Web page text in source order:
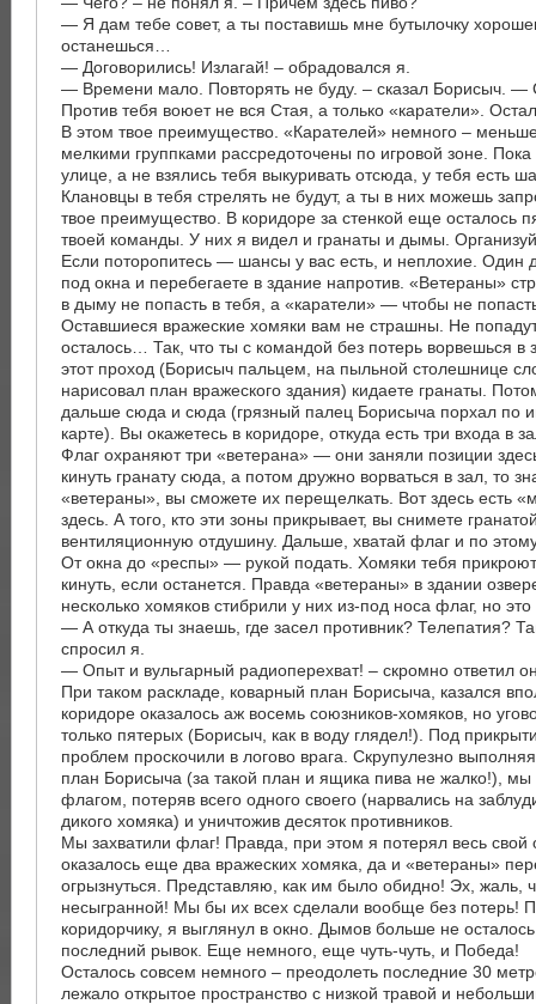
— Я дам тебе совет, а ты поставишь мне бутылочку
останешься…
— Договорились! Излагай! – обрадовался я.
— Времени мало. Повторять не буду. – сказал Борисыч.
Против тебя воюет не вся Стая, а только «каратели».
В этом твое преимущество. «Карателей» немного –
мелкими группками рассредоточены по игровой зоне.
улице, а не взялись тебя выкуривать отсюда, у тебя есть
Клановцы в тебя стрелять не будут, а ты в них можешь
твое преимущество. В коридоре за стенкой еще осталось
твоей команды. У них я видел и гранаты и дымы.
Если поторопитесь — шансы у вас есть, и неплохие. Один
под окна и перебегаете в здание напротив. «Ветераны»
в дыму не попасть в тебя, а «каратели» — чтобы не
Оставшиеся вражеские хомяки вам не страшны. Не
осталось… Так, что ты с командой без потерь ворвешься в
этот проход (Борисыч пальцем, на пыльной столешнице
нарисовал план вражеского здания) кидаете гранаты.
дальше сюда и сюда (грязный палец Борисыча порхал по
карте). Вы окажетесь в коридоре, откуда есть три входа в
Флаг охраняют три «ветерана» — они заняли позиции
кинуть гранату сюда, а потом дружно ворваться в зал, то
«ветераны», вы сможете их перещелкать. Вот здесь есть
здесь. А того, кто эти зоны прикрывает, вы снимете
вентиляционную отдушину. Дальше, хватай флаг и по
От окна до «респы» — рукой подать. Хомяки тебя
кинуть, если останется. Правда «ветераны» в здании
несколько хомяков стибрили у них из-под носа флаг, но
— А откуда ты знаешь, где засел противник? Телепатия?
спросил я.
— Опыт и вульгарный радиоперехват! – скромно ответил
При таком раскладе, коварный план Борисыча, казался
коридоре оказалось аж восемь союзников-хомяков, но
только пятерых (Борисыч, как в воду глядел!). Под
проблем проскочили в логово врага. Скрупулезно
план Борисыча (за такой план и ящика пива не жалко!), мы
флагом, потеряв всего одного своего (нарвались на
дикого хомяка) и уничтожив десяток противников.
Мы захватили флаг! Правда, при этом я потерял весь свой
оказалось еще два вражеских хомяка, да и «ветераны»
огрызнуться. Представляю, как им было обидно! Эх, жаль,
несыгранной! Мы бы их всех сделали вообще без потерь!
коридорчику, я выглянул в окно. Дымов больше не
последний рывок. Еще немного, еще чуть-чуть, и Победа!
Осталось совсем немного – преодолеть последние 30
лежало открытое пространство с низкой травой и